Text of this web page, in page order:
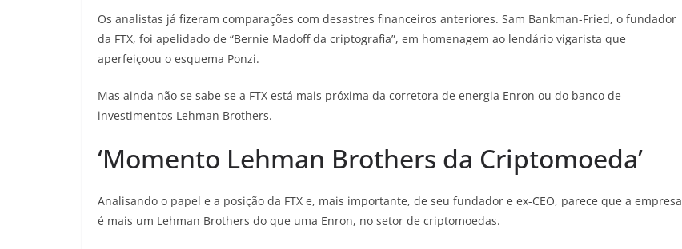
Os analistas já fizeram comparações com desastres financeiros anteriores. Sam Bankman-Fried, o fundador
da FTX, foi apelidado de “Bernie Madoff da criptografia”, em homenagem ao lendário vigarista que
aperfeiçoou o esquema Ponzi.
Mas ainda não se sabe se a FTX está mais próxima da corretora de energia Enron ou do banco de
investimentos Lehman Brothers.
‘Momento Lehman Brothers da Criptomoeda’
Analisando o papel e a posição da FTX e, mais importante, de seu fundador e ex-CEO, parece que a empresa
é mais um Lehman Brothers do que uma Enron, no setor de criptomoedas.